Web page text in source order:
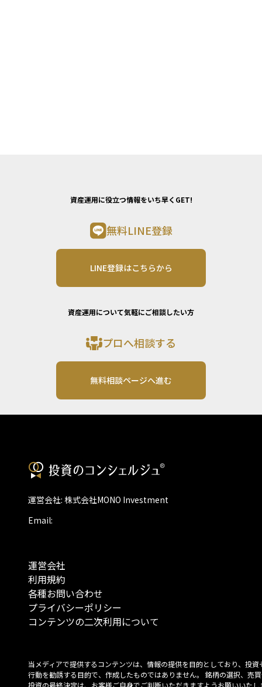
資産運用に役立つ情報をいち早くGET!
無料LINE登録
LINE登録はこちらから
資産運用について気軽にご相談したい方
プロへ相談する
無料相談ページへ進む
運営会社: 株式会社MONO Investment
Email:
運営会社
利用規約
各種お問い合わせ
プライバシーポリシー
コンテンツの二次利用について
当メディアで提供するコンテンツは、情報の提供を目的としており、投資
行動を勧誘する目的で、作成したものではありません。 銘柄の選択、売
投資の最終決定は、お客様ご自身でご判断いただきますようお願いいたし